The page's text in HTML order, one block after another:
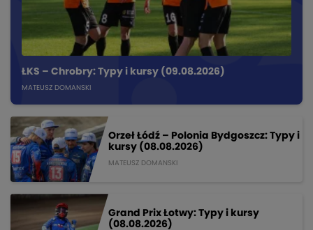
ŁKS – Chrobry: Typy i kursy (09.08.2026)
MATEUSZ DOMANSKI
Orzeł Łódź – Polonia Bydgoszcz: Typy i
kursy (08.08.2026)
MATEUSZ DOMANSKI
Grand Prix Łotwy: Typy i kursy
(08.08.2026)